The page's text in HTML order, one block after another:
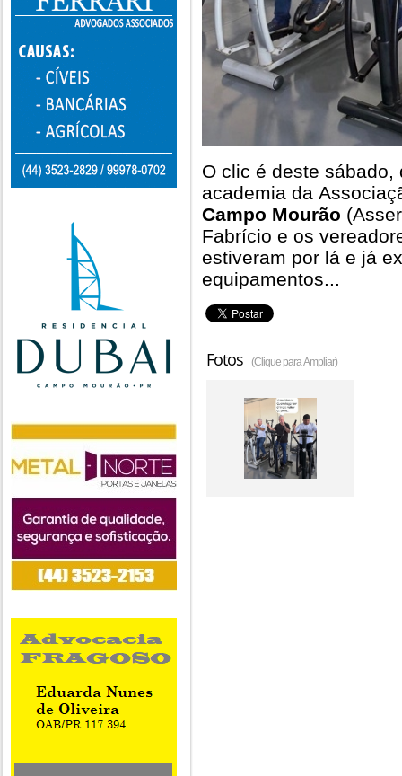
O clic é deste
academia da
Campo Mourão
Fabrício e os
estiveram por lá e já
equipamentos...
Fotos (Clique para Ampliar)